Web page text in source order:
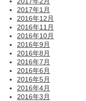
2017年1月
2016年12月
2016年11月
2016年10月
2016年9月
2016年8月
2016年7月
2016年6月
2016年5月
2016年4月
2016年3月